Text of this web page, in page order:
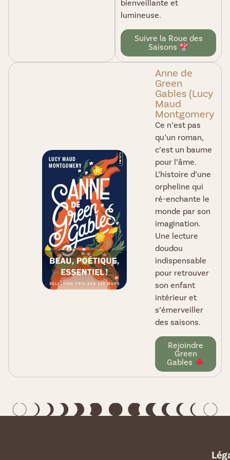
bienveillante et
lumineuse.
Suivre la Roue des
Saisons
Anne de
Green
Gables (Lucy
Maud
Montgomery
Ce n’est pas
qu’un roman,
c’est un baume
pour l’âme.
L’histoire d’une
orpheline qui
ré-enchante le
monde par son
imagination.
Une lecture
doudou
indispensable
pour retrouver
son enfant
intérieur et
s’émerveiller
des saisons.
Rejoindre
Green
Gables